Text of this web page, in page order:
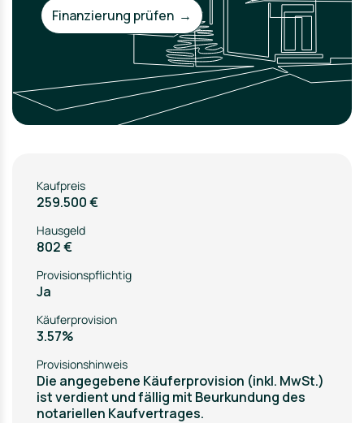
Finanzierung prüfen →
Kaufpreis
259.500 €
Hausgeld
802 €
Provisionspflichtig
Ja
Käuferprovision
3.57%
Provisionshinweis
Die angegebene Käuferprovision (inkl. MwSt.)
ist verdient und fällig mit Beurkundung des
notariellen Kaufvertrages.